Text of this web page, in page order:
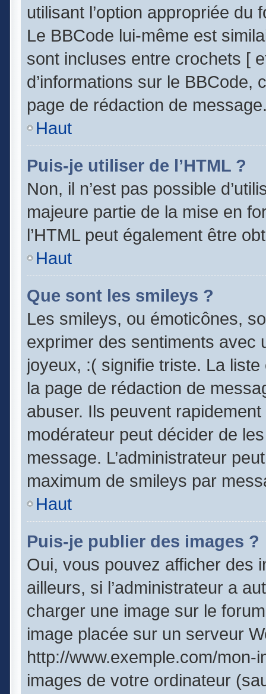
utilisant l’option appropriée
Le BBCode lui-même est
sont incluses entre crochets [
d’informations sur le BBCode,
page de rédaction de
Haut
Puis-je utiliser de l’HTML ?
Non, il n’est pas possible
majeure partie de la mise en
l’HTML peut également être
Haut
Que sont les smileys ?
Les smileys, ou émoticônes,
exprimer des sentiments avec
joyeux, :( signifie triste. La
la page de rédaction de
abuser. Ils peuvent
modérateur peut décider de
message. L’administrateur
maximum de smileys par
Haut
Puis-je publier des images ?
Oui, vous pouvez afficher des
ailleurs, si l’administrateur a
charger une image sur le
image placée sur un serveur
http://www.exemple.com/
images de votre ordinateur